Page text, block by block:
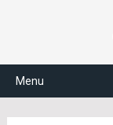
Menu